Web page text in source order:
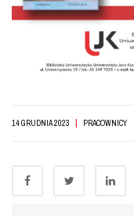
14 GRUDNIA 2023 | PRACOWNICY